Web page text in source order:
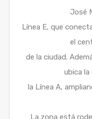
José
Línea E, que
el
de la ciudad.
ubica
la Línea A,
La zona está